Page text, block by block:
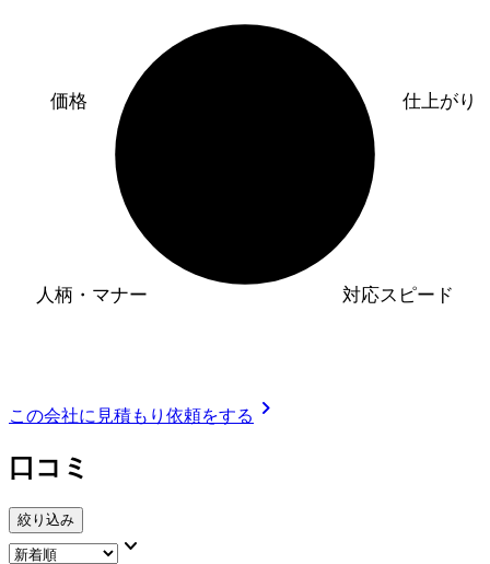
仕上がり
対応スピード
人柄・マナー
価格
この会社に見積もり依頼をする chevron_right
口コミ
絞り込み
keyboard_arrow_down